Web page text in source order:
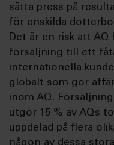
sätta press på
för enskilda
Det är en risk att AQ
försäljning till ett
internationella
globalt som gör
inom AQ.
utgör 15 % av AQs
uppdelad på flera